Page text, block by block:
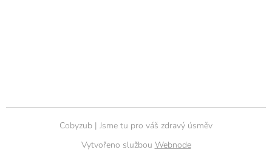
Cobyzub | Jsme tu pro váš zdravý úsměv
Vytvořeno službou Webnode